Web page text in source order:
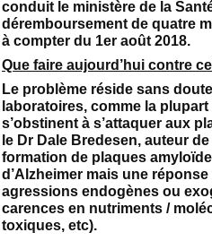
conduit le ministère de la
déremboursement de quatre
à compter du 1er août 2018.
Que faire aujourd’hui contre
Le problème réside sans
laboratoires, comme la
s’obstinent à s’attaquer aux
le Dr Dale Bredesen, auteur
formation de plaques
d’Alzheimer mais une
agressions endogènes ou
carences en nutriments /
toxiques, etc).